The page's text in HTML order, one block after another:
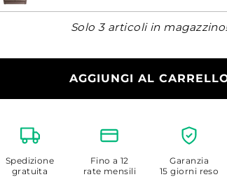
Solo 3 articoli in
AGGIUNGI AL
Spedizione
gratuita
Fino a 12
rate mensili
Garanzia
15 giorni reso